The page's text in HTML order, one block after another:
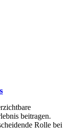
beitragen.
Rolle bei